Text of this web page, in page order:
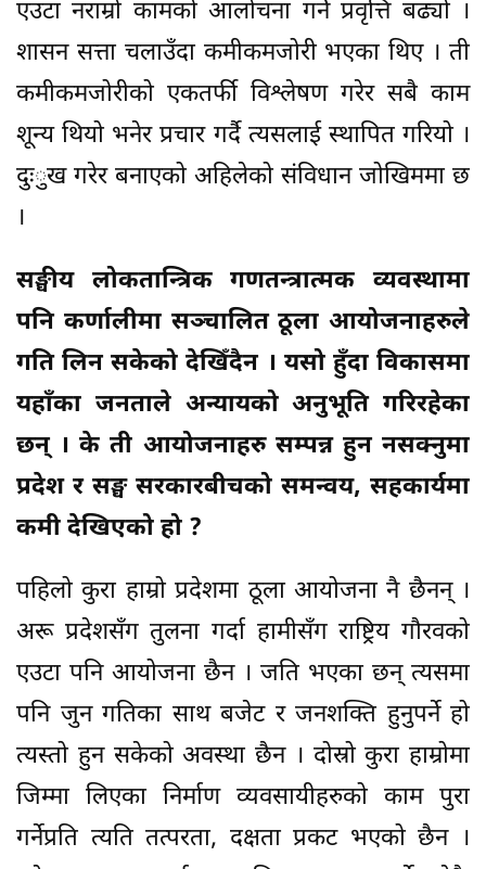
एउटा नराम्रो कामको आलोचना गर्ने प्रवृत्ति बढ्यो ।
शासन सत्ता चलाउँदा कमीकमजोरी भएका थिए । ती
कमीकमजोरीको एकतर्फी विश्लेषण गरेर सबै काम
शून्य थियो भनेर प्रचार गर्दै त्यसलाई स्थापित गरियो ।
दुःुख गरेर बनाएको अहिलेको संविधान जोखिममा छ
।
सङ्घीय लोकतान्त्रिक गणतन्त्रात्मक व्यवस्थामा
पनि कर्णालीमा सञ्चालित ठूला आयोजनाहरुले
गति लिन सकेको देखिँदैन । यसो हुँदा विकासमा
यहाँका जनताले अन्यायको अनुभूति गरिरहेका
छन् । के ती आयोजनाहरु सम्पन्न हुन नसक्नुमा
प्रदेश र सङ्घ सरकारबीचको समन्वय, सहकार्यमा
कमी देखिएको हो ?
पहिलो कुरा हाम्रो प्रदेशमा ठूला आयोजना नै छैनन् ।
अरू प्रदेशसँग तुलना गर्दा हामीसँग राष्ट्रिय गौरवको
एउटा पनि आयोजना छैन । जति भएका छन् त्यसमा
पनि जुन गतिका साथ बजेट र जनशक्ति हुनुपर्ने हो
त्यस्तो हुन सकेको अवस्था छैन । दोस्रो कुरा हाम्रोमा
जिम्मा लिएका निर्माण व्यवसायीहरुको काम पुरा
गर्नेप्रति त्यति तत्परता, दक्षता प्रकट भएको छैन ।